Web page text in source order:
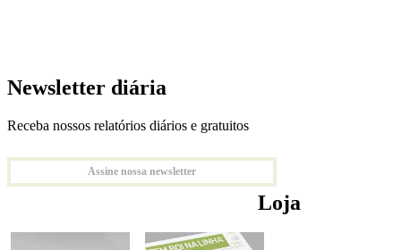
Newsletter diária
Receba nossos relatórios diários e gratuitos
Assine nossa newsletter
Loja